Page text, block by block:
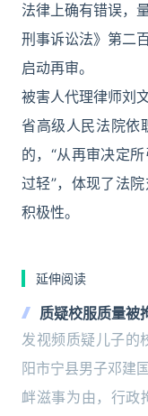
法律上确有错误，
刑事诉讼法》第二
启动再审。
被害人代理律师刘
省高级人民法院依
的，“从再审决定
过轻”，体现了法
积极性。
延伸阅读
质疑校服质量被
发视频质疑儿子的
阳市宁县男子邓建
衅滋事为由，行政